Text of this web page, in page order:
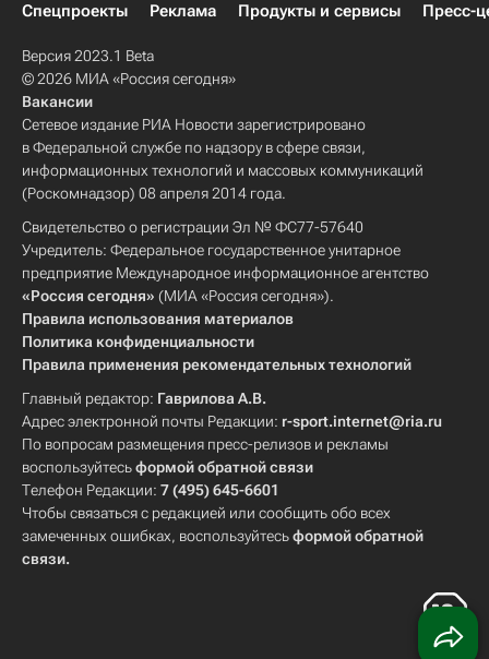
Спецпроекты
Реклама Продукты и сервисы Пресс-
Версия 2023.1 Beta
© 2026 МИА «Россия сегодня»
Вакансии
Сетевое издание РИА Новости зарегистрировано
в Федеральной службе по надзору в сфере связи,
информационных технологий и массовых коммуникаций
(Роскомнадзор) 08 апреля 2014 года.
Свидетельство о регистрации Эл № ФС77-57640
Учредитель: Федеральное государственное унитарное
предприятие Международное информационное агентство
«Россия сегодня» (МИА «Россия сегодня»).
Правила использования материалов
Политика конфиденциальности
Правила применения рекомендательных технологий
Главный редактор: Гаврилова А.В.
Адрес электронной почты Редакции: r-sport.internet@ria.ru
По вопросам размещения пресс-релизов и рекламы
воспользуйтесьформой обратной связи
Телефон Редакции: 7 (495) 645-6601
Чтобы связаться с редакцией или сообщить обо всех
замеченных ошибках, воспользуйтесьформой обратной
связи.